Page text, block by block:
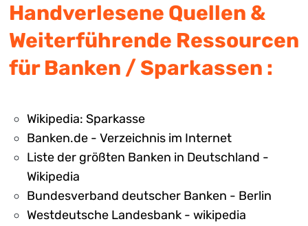
Handverlesene Quellen &
Weiterführende Ressourcen
für Banken / Sparkassen :
Wikipedia: Sparkasse
Banken.de - Verzeichnis im Internet
Liste der größten Banken in Deutschland -
Wikipedia
Bundesverband deutscher Banken - Berlin
Westdeutsche Landesbank - wikipedia